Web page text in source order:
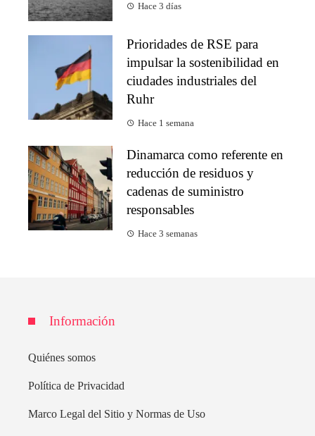
Hace 3 días
Prioridades de RSE para
impulsar la sostenibilidad en
ciudades industriales del
Ruhr
Hace 1 semana
Dinamarca como referente en
reducción de residuos y
cadenas de suministro
responsables
Hace 3 semanas
Información
Quiénes somos
Política de Privacidad
Marco Legal del Sitio y Normas de Uso